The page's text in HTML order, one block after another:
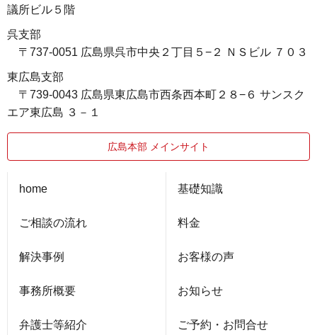
議所ビル５階
呉支部
〒737-0051 広島県呉市中央２丁目５−２ ＮＳビル ７０３
東広島支部
〒739-0043 広島県東広島市西条西本町２８−６ サンスク
エア東広島 ３－１
広島本部 メインサイト
home
ご相談の流れ
解決事例
事務所概要
弁護士等紹介
基礎知識
料金
お客様の声
お知らせ
ご予約・お問合せ